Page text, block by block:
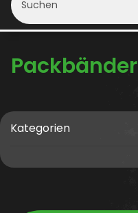
Packbänder
Kategorien